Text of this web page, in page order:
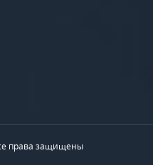
права защищены